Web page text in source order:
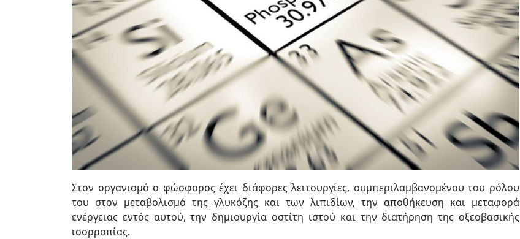
Στον οργανισμό ο φώσφορος έχει διάφορες λειτουργίες, συμπεριλαμβανομένου του ρόλου
του στον μεταβολισμό της γλυκόζης και των λιπιδίων, την αποθήκευση και μεταφορά
ενέργειας εντός αυτού, την δημιουργία οστίτη ιστού και την διατήρηση της οξεοβασικής
ισορροπίας.